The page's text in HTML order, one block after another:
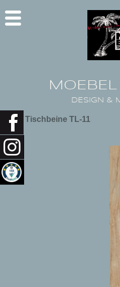
DESIGN &
Tischbeine TL-11